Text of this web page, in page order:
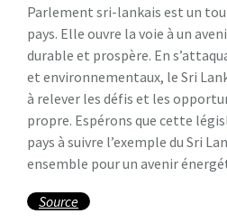
Parlement sri-lankais est un
pays. Elle ouvre la voie à un
durable et prospère. En
et environnementaux, le Sri
à relever les défis et les
propre. Espérons que cette
pays à suivre l’exemple du Sri
ensemble pour un avenir
Source